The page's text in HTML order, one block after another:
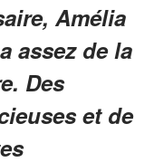
Amélia
assez de la
Des
et de